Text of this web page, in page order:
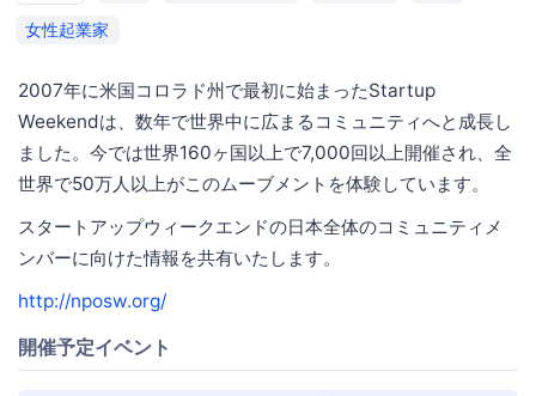
女性起業家
2007年に米国コロラド州で最初に始まったStartup
Weekendは、数年で世界中に広まるコミュニティへと成長し
ました。今では世界160ヶ国以上で7,000回以上開催され、全
世界で50万人以上がこのムーブメントを体験しています。
スタートアップウィークエンドの日本全体のコミュニティメ
ンバーに向けた情報を共有いたします。
http://nposw.org/
開催予定イベント